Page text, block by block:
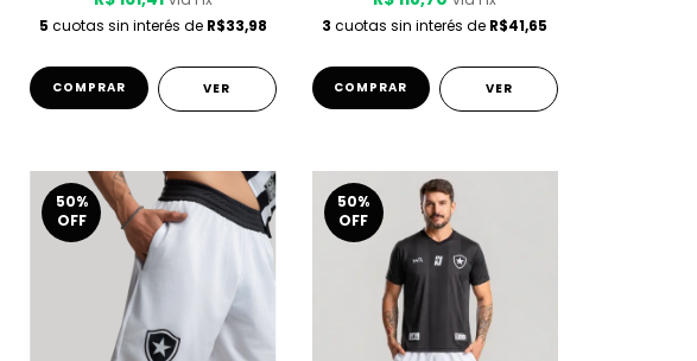
5 cuotas sin interés de R$33,98
COMPRAR VER
3 cuotas sin interés de R$41,65
COMPRAR VER
50%
OFF
50%
OFF